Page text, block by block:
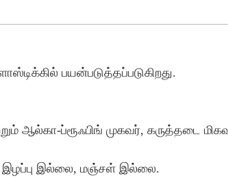
பயன்படுத்தப்படுகிறது.
ப்ரூஃபிங் முகவர், கருத்தடை
இழப்பு இல்லை, மஞ்சள் இல்லை.